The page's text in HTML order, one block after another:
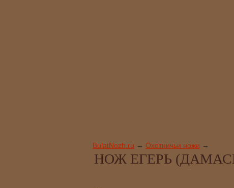
BulatNozh.ru → Охотничьи ножи →
НОЖ ЕГЕРЬ